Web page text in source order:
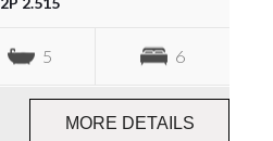
5 6
MORE DETAILS